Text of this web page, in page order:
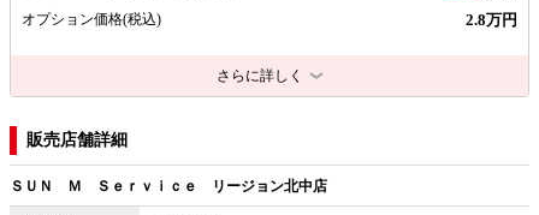
オプション価格(税込) 2.8万円
さらに詳しく
販売店舗詳細
ＳＵＮ Ｍ Ｓｅｒｖｉｃｅ リージョン北中店